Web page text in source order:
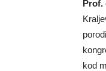
Prof.
kod